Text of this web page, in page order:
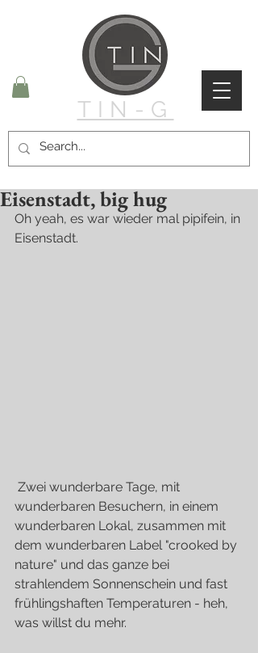
TIN-G
Eisenstadt, big hug
Oh yeah, es war wieder mal pipifein, in
Eisenstadt.
wunderbaren Besuchern, in einem
wunderbaren Lokal, zusammen mit
dem wunderbaren Label "crooked by
nature" und das ganze bei
strahlendem Sonnenschein und fast
frühlingshaften Temperaturen - heh,
was willst du mehr.